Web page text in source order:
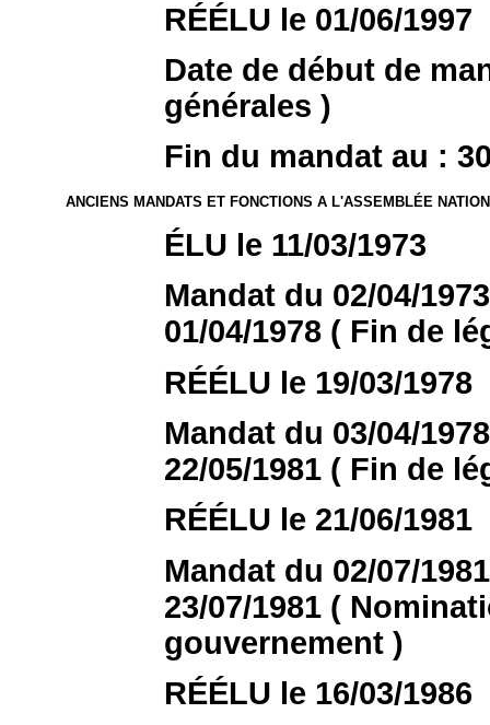
RÉÉLU le 01/06/1997
Date de début de
générales )
Fin du mandat au :
ANCIENS MANDATS ET FONCTIONS A L'ASSEMBLÉE
ÉLU le 11/03/1973
Mandat du 02/04/
01/04/1978 ( Fin de
RÉÉLU le 19/03/1978
Mandat du 03/04/
22/05/1981 ( Fin de
RÉÉLU le 21/06/1981
Mandat du 02/07/
23/07/1981 (
gouvernement )
RÉÉLU le 16/03/1986